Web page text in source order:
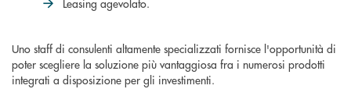
Leasing agevolato.
Uno staff di consulenti altamente specializzati fornisce l'opportunità di
poter scegliere la soluzione più vantaggiosa fra i numerosi prodotti
integrati a disposizione per gli investimenti.